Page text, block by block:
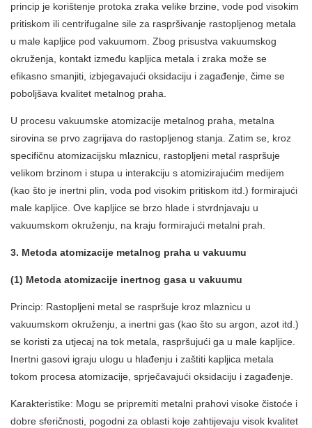
princip je korištenje protoka zraka velike brzine, vode pod visokim
pritiskom ili centrifugalne sile za raspršivanje rastopljenog metala
u male kapljice pod vakuumom. Zbog prisustva vakuumskog
okruženja, kontakt između kapljica metala i zraka može se
efikasno smanjiti, izbjegavajući oksidaciju i zagađenje, čime se
poboljšava kvalitet metalnog praha.
U procesu vakuumske atomizacije metalnog praha, metalna
sirovina se prvo zagrijava do rastopljenog stanja. Zatim se, kroz
specifičnu atomizacijsku mlaznicu, rastopljeni metal raspršuje
velikom brzinom i stupa u interakciju s atomizirajućim medijem
(kao što je inertni plin, voda pod visokim pritiskom itd.) formirajući
male kapljice. Ove kapljice se brzo hlade i stvrdnjavaju u
vakuumskom okruženju, na kraju formirajući metalni prah.
3. Metoda atomizacije metalnog praha u vakuumu
(1) Metoda atomizacije inertnog gasa u vakuumu
Princip: Rastopljeni metal se raspršuje kroz mlaznicu u
vakuumskom okruženju, a inertni gas (kao što su argon, azot itd.)
se koristi za utjecaj na tok metala, raspršujući ga u male kapljice.
Inertni gasovi igraju ulogu u hlađenju i zaštiti kapljica metala
tokom procesa atomizacije, sprječavajući oksidaciju i zagađenje.
Karakteristike: Mogu se pripremiti metalni prahovi visoke čistoće i
dobre sferičnosti, pogodni za oblasti koje zahtijevaju visok kvalitet